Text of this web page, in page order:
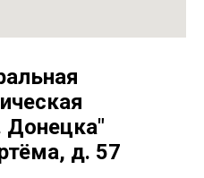
Донецка"
д. 57